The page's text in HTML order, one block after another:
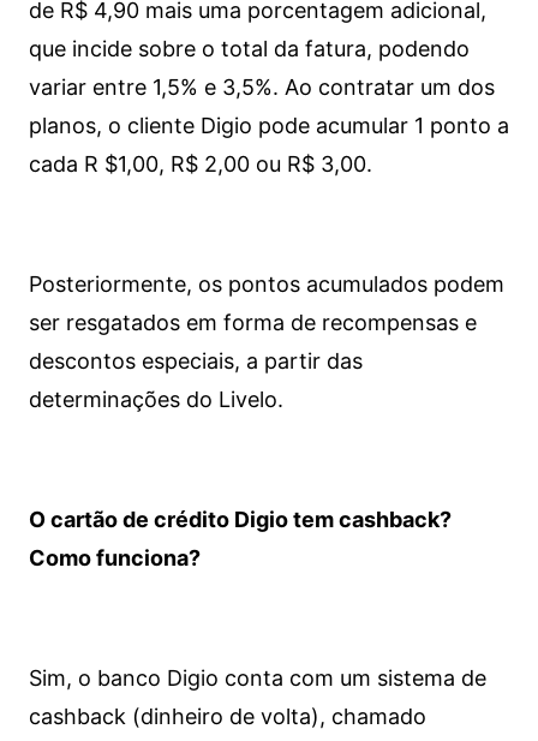
de R$ 4,90 mais uma porcentagem adicional,
que incide sobre o total da fatura, podendo
variar entre 1,5% e 3,5%. Ao contratar um dos
planos, o cliente Digio pode acumular 1 ponto a
cada R $1,00, R$ 2,00 ou R$ 3,00.
Posteriormente, os pontos acumulados podem
ser resgatados em forma de recompensas e
descontos especiais, a partir das
determinações do Livelo.
O cartão de crédito Digio tem cashback?
Como funciona?
Sim, o banco Digio conta com um sistema de
cashback (dinheiro de volta), chamado